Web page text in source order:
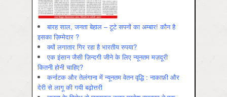
बारह साल, जनता बेहाल – टूटे सपनों का अम्बार! कौन है
इसका ज़िम्मेदार ?
क्यों लगातार गिर रहा है भारतीय रुपया?
एक इंसान जैसी ज़िन्दगी जीने के लिए न्यूनतम मज़दूरी
कितनी होनी चाहिए?
कर्नाटक और तेलंगाना में न्यूनतम वेतन वृद्धि : नाकाफ़ी और
देरी से लागू की गयी बढ़ोत्तरी